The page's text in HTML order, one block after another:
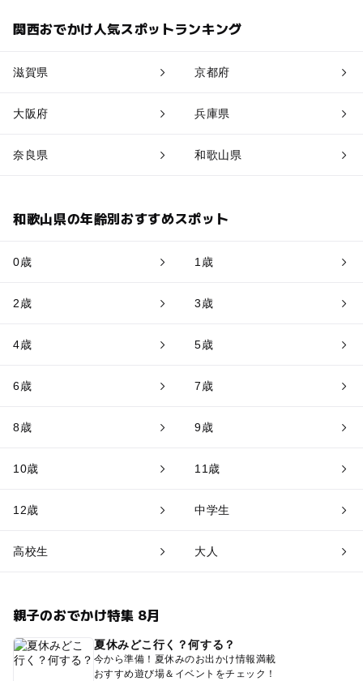
関西おでかけ人気スポットランキング
滋賀県 京都府
大阪府 兵庫県
奈良県 和歌山県
和歌山県の年齢別おすすめスポット
0歳 1歳
2歳 3歳
4歳 5歳
6歳 7歳
8歳 9歳
10歳 11歳
12歳 中学生
高校生 大人
親子のおでかけ特集 8月
夏休みどこ行く？何する？
今から準備！夏休みのお出かけ情報満載
おすすめ遊び場＆イベントをチェック！